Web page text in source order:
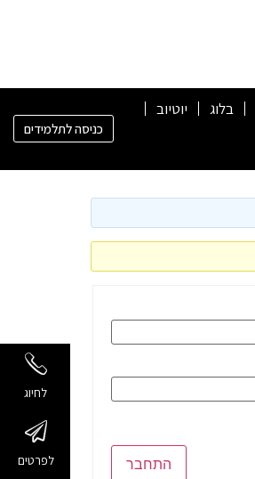
בלוג יוטיוב
כניסה לתלמידים
התחבר
לחיוג
לפרטים